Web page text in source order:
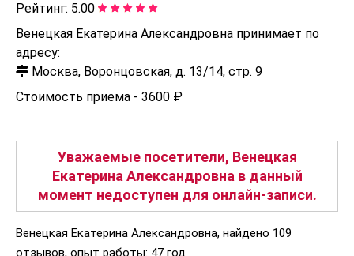
Рейтинг: 5.00
Венецкая Екатерина Александровна принимает по
адресу:
Москва, Воронцовская, д. 13/14, стр. 9
Стоимость приема - 3600 ₽
Уважаемые посетители, Венецкая
Екатерина Александровна в данный
момент недоступен для онлайн-записи.
Венецкая Екатерина Александровна, найдено 109
отзывов, опыт работы: 47 год